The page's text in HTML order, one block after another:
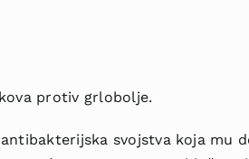
protiv grlobolje.
svojstva koja mu